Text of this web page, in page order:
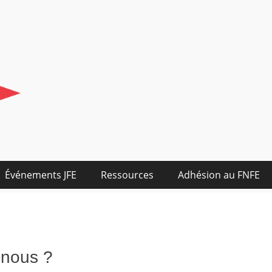
Événements JFE Ressources Adhésion au FNFE
?